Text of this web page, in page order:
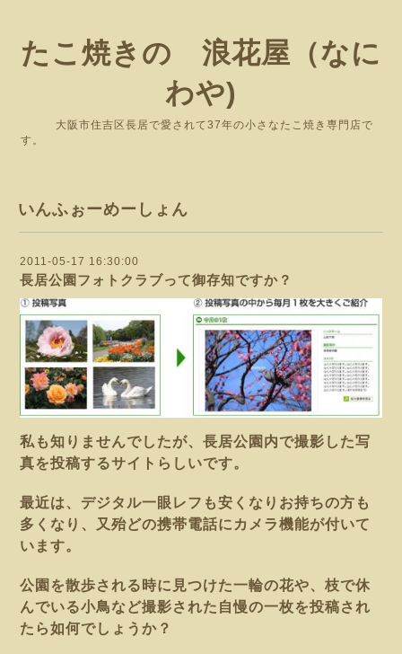
たこ焼きの 浪花屋（なに
わや)
大阪市住吉区長居で愛されて37年の小さなたこ焼き専門店で
す。
いんふぉーめーしょん
2011-05-17 16:30:00
長居公園フォトクラブって御存知ですか？
私も知りませんでしたが、長居公園内で撮影した写
真を投稿するサイトらしいです。
最近は、デジタル一眼レフも安くなりお持ちの方も
多くなり、又殆どの携帯電話にカメラ機能が付いて
います。
公園を散歩される時に見つけた一輪の花や、枝で休
んでいる小鳥など撮影された自慢の一枚を投稿され
たら如何でしょうか？